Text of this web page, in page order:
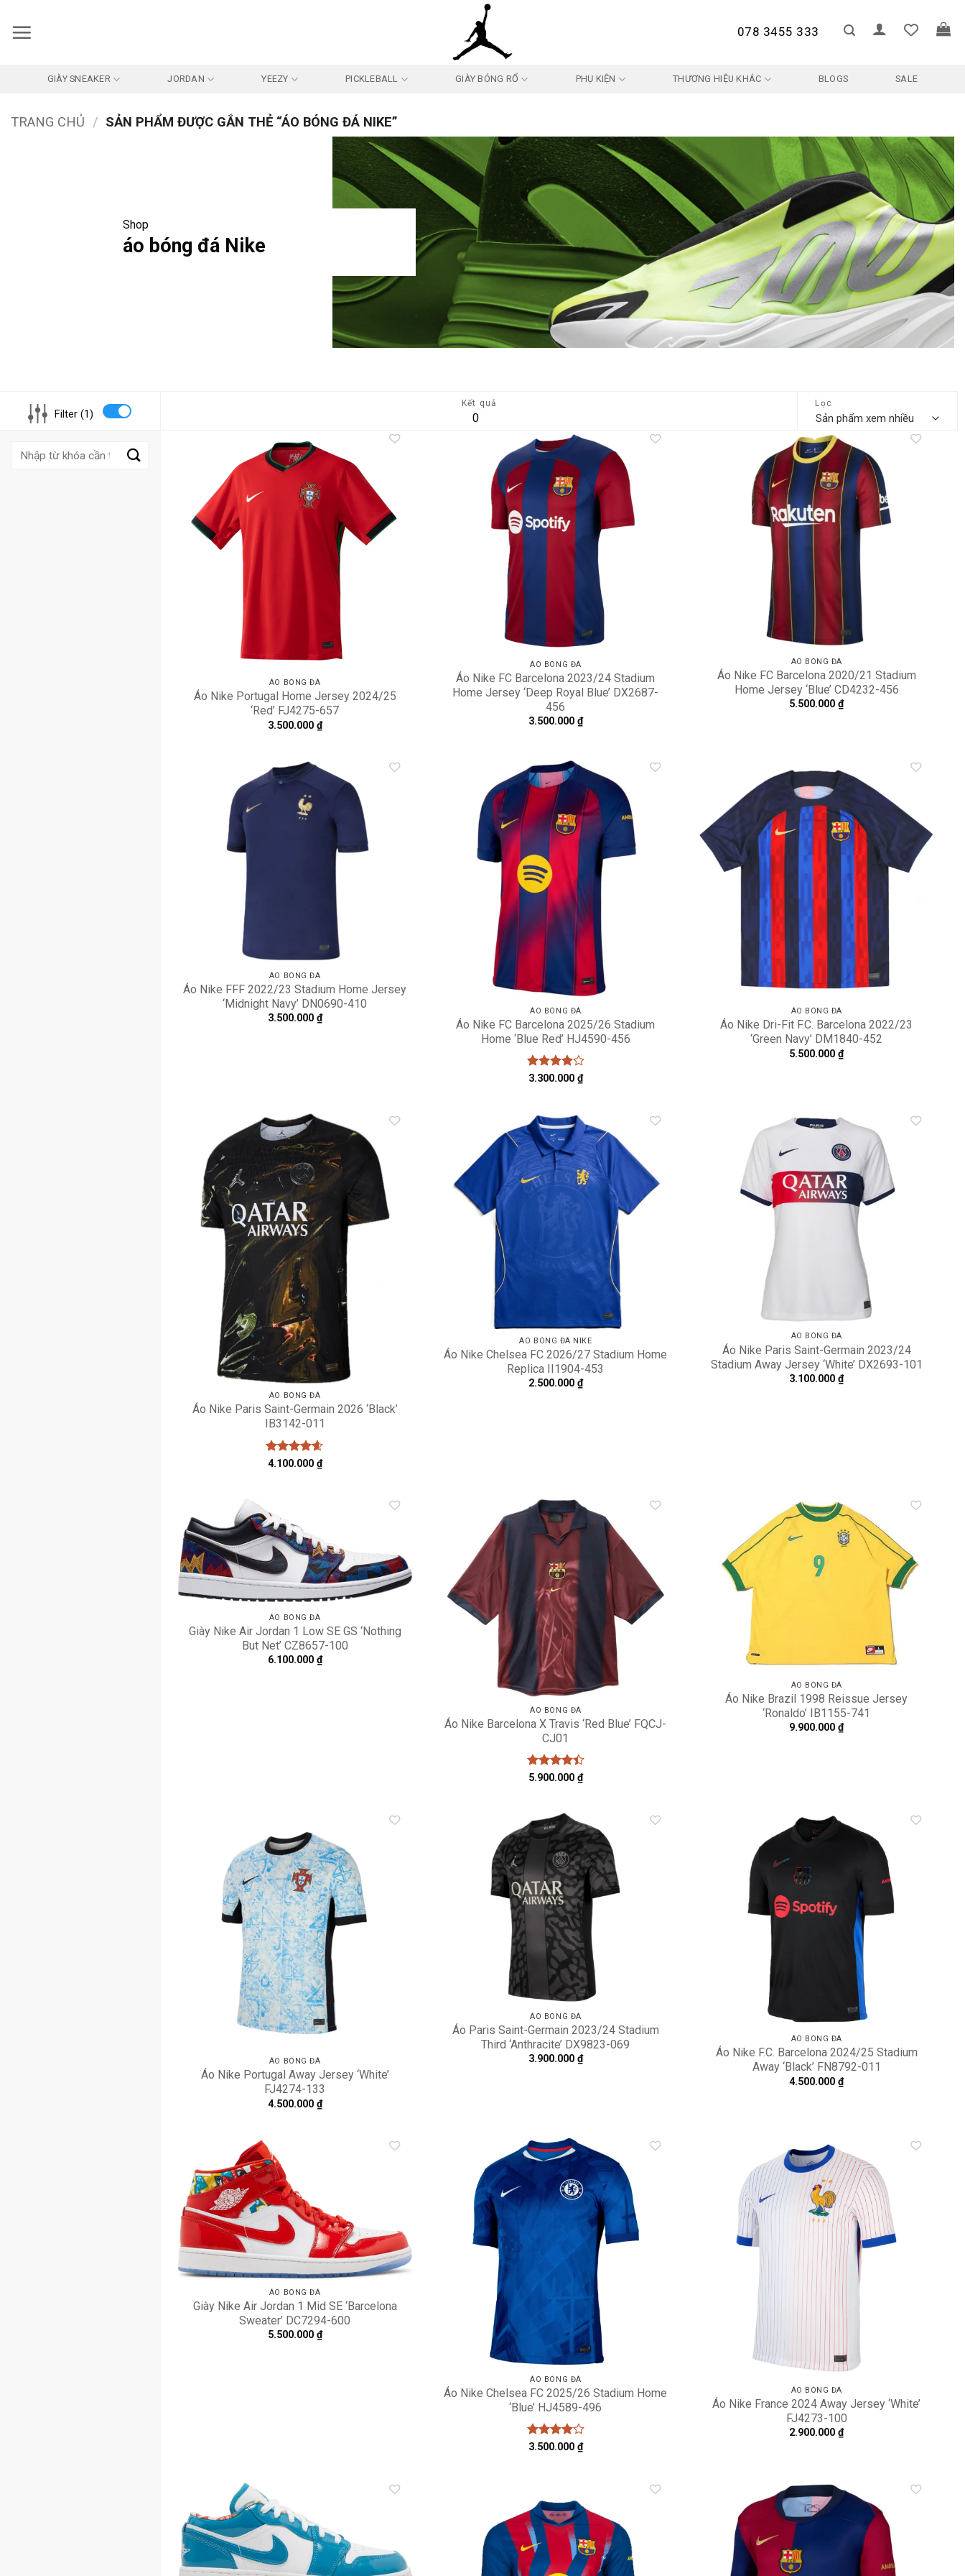
qua
078 3455 333
GIÀY SNEAKER JORDAN YEEZY PICKLEBALL GIÀY BÓNG RỔ PHỤ KIỆN THƯƠNG HIỆU KHÁC BLOGS SALE
TRANG CHỦ / SẢN PHẨM ĐƯỢC GẮN THẺ “ÁO BÓNG ĐÁ NIKE”
Shop
áo bóng đá Nike
Filter (1)
Kết quả
0
Lọc
Tìm
kiếm:
ÁO BÓNG ĐÁ
Áo Nike Portugal Home Jersey 2024/25
‘Red’ FJ4275-657
3.500.000 ₫
ÁO BÓNG ĐÁ
Áo Nike FC Barcelona 2023/24 Stadium
Home Jersey ‘Deep Royal Blue’ DX2687-
456
3.500.000 ₫
ÁO BÓNG ĐÁ
Áo Nike FC Barcelona 2020/21 Stadium
Home Jersey ‘Blue’ CD4232-456
5.500.000₫
ÁO BÓNG ĐÁ
Áo Nike FFF 2022/23 Stadium Home Jersey
‘Midnight Navy’ DN0690-410
3.500.000 ₫
ÁO BÓNG ĐÁ
Áo Nike FC Barcelona 2025/26 Stadium
Home ‘Blue Red’ HJ4590-456
Được
3.300.000 ₫
wishlist
ÁO BÓNG ĐÁ
Áo Nike Dri-Fit F.C. Barcelona 2022/23
‘Green Navy’ DM1840-452
5.500.000₫
Add to
wishlist
ÁO BÓNG ĐÁ
Áo Nike Paris Saint-Germain 2026 ‘Black’
IB3142-011
Được xếp
4.100.000 ₫
wishlist
ÁO BÓNG ĐÁ NIKE
Áo Nike Chelsea FC 2026/27 Stadium Home
Replica II1904-453
2.500.000 ₫
ÁO BÓNG ĐÁ
Áo Nike Paris Saint-Germain 2023/24
Stadium Away Jersey ‘White’ DX2693-101
3.100.000₫
ÁO BÓNG ĐÁ
Giày Nike Air Jordan 1 Low SE GS ‘Nothing
But Net’ CZ8657-100
6.100.000 ₫
ÁO BÓNG ĐÁ
Áo Nike Barcelona X Travis ‘Red Blue’ FQCJ-
CJ01
Được xếp
5.900.000 ₫
wishlist
ÁO BÓNG ĐÁ
Áo Nike Brazil 1998 Reissue Jersey
‘Ronaldo’ IB1155-741
9.900.000₫
ÁO BÓNG ĐÁ
Áo Nike Portugal Away Jersey ‘White’
FJ4274-133
4.500.000 ₫
ÁO BÓNG ĐÁ
Áo Paris Saint-Germain 2023/24 Stadium
Third ‘Anthracite’ DX9823-069
3.900.000 ₫
ÁO BÓNG ĐÁ
Áo Nike F.C. Barcelona 2024/25 Stadium
Away ‘Black’ FN8792-011
4.500.000₫
ÁO BÓNG ĐÁ
Giày Nike Air Jordan 1 Mid SE ‘Barcelona
Sweater’ DC7294-600
5.500.000 ₫
ÁO BÓNG ĐÁ
Áo Nike Chelsea FC 2025/26 Stadium Home
‘Blue’ HJ4589-496
Được
3.500.000 ₫
ÁO BÓNG ĐÁ
Áo Nike France 2024 Away Jersey ‘White’
FJ4273-100
2.900.000₫